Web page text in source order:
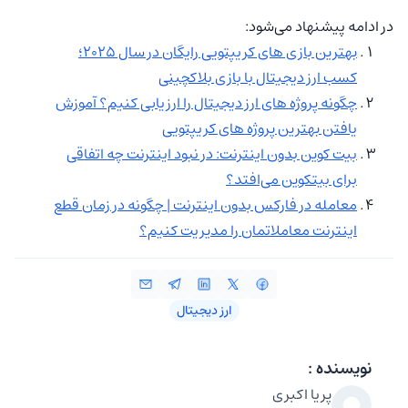
در ادامه پیشنهاد می‌شود:
بهترین بازی های کریپتویی رایگان در سال 2025؛
کسب ارز دیجیتال با بازی بلاکچینی
چگونه پروژه های ارز دیجیتال را ارزیابی کنیم؟ آموزش
یافتن بهترین پروژه های کریپتویی
بیت کوین بدون اینترنت: در نبود اینترنت چه اتفاقی
برای بیتکوین می‌افتد؟
معامله در فارکس بدون اینترنت | چگونه در زمان قطع
اینترنت معاملاتمان را مدیریت کنیم؟
ارز دیجیتال
نویسنده :
پریا اکبری